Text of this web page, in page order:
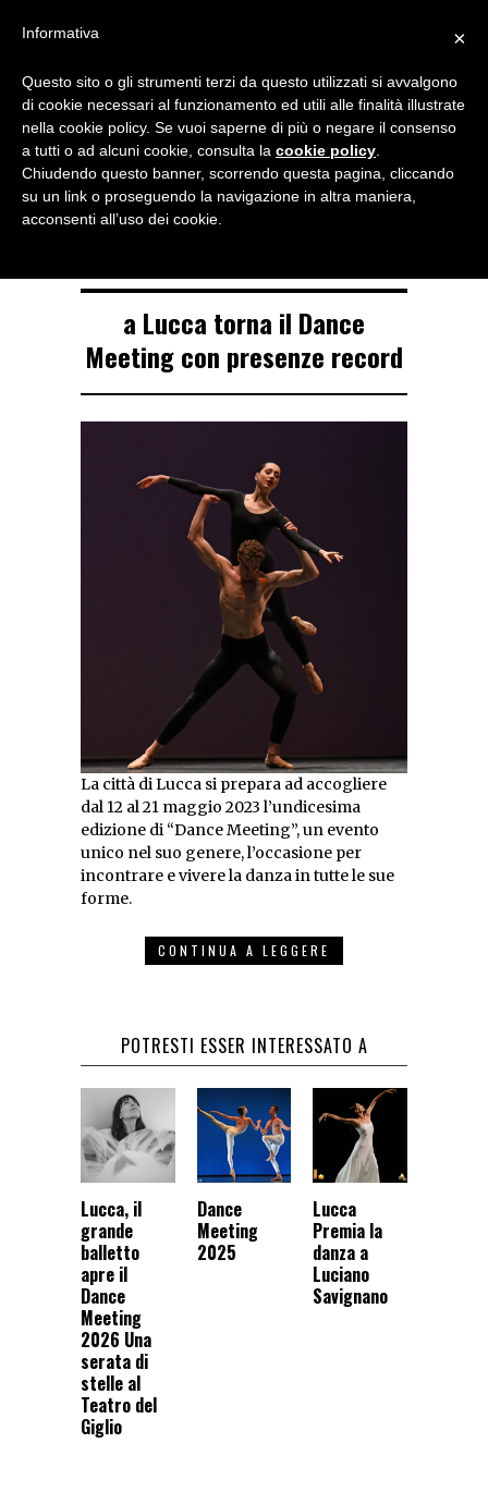
NOTIZIE DI DANZA IN ITALIA E ALL’ESTERO, PER DANZATORI,
TAG ARCHIVE
incursioni
a Lucca torna il Dance
Meeting con presenze record
La città di Lucca si prepara ad accogliere
dal 12 al 21 maggio 2023 l’undicesima
edizione di “Dance Meeting”, un evento
unico nel suo genere, l’occasione per
incontrare e vivere la danza in tutte le sue
forme.
CONTINUA A LEGGERE
POTRESTI ESSER INTERESSATO A
Lucca, il
grande
balletto
apre il
Dance
Meeting
2026 Una
serata di
stelle al
Teatro del
Giglio
Dance
Meeting
2025
Lucca
Premia la
danza a
Luciano
Savignano
×
Informativa
Questo sito o gli strumenti terzi da questo utilizzati si avvalgono
di cookie necessari al funzionamento ed utili alle finalità illustrate
nella cookie policy. Se vuoi saperne di più o negare il consenso
a tutti o ad alcuni cookie, consulta la cookie policy
Chiudendo questo banner, scorrendo questa pagina, cliccando
su un link o proseguendo la navigazione in altra maniera,
acconsenti all’uso dei cookie.